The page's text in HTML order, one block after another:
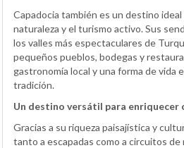
Capadocia también es un destino ideal
naturaleza y el turismo activo. Sus
los valles más espectaculares de
pequeños pueblos, bodegas y
gastronomía local y una forma de vida
tradición.
Un destino versátil para
Gracias a su riqueza paisajística y
tanto a escapadas como a circuitos de